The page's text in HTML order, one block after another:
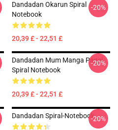
Dandadan Okarun Spiral
Notebook
20,39 £ - 22,51 £
-20%
Dandadan Mum Manga Panel
Spiral Notebook
20,39 £ - 22,51 £
-20%
Dandadan Spiral-Notebook-20%